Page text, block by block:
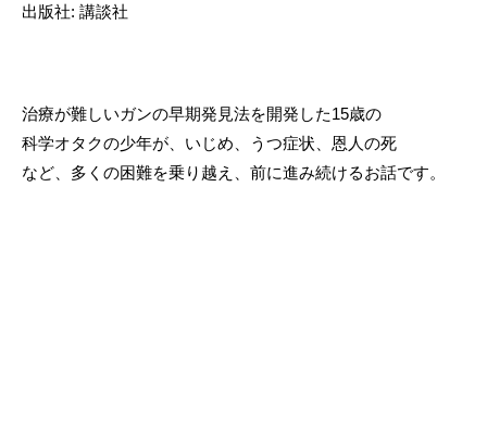
出版社: 講談社
治療が難しいガンの早期発見法を開発した15歳の
科学オタクの少年が、いじめ、うつ症状、恩人の死
など、多くの困難を乗り越え、前に進み続けるお話です。